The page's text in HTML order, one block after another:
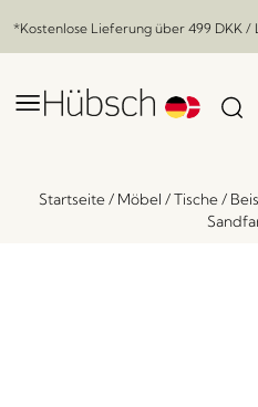
*Kostenlose Lieferung über 499 DKK /
Startseite/ Möbel /Tische/